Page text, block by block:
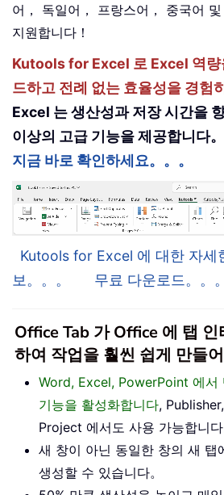
어， 독일어， 프랑스어， 중국어
지원합니다！
Kutools for Excel 로 Excel 역량
드하고 전례 없는 효율성을 경험
Excel 는 생산성과 저장 시간을
이상의 고급 기능을 제공합니다。
지금 바로 확인하세요。。。
Kutools for Excel 에 대한 자세
보。。。
무료 다운로드。。。
Office Tab 가 Office 에 탭
하여 작업을 훨씬 쉽게 만들
Word, Excel, PowerPoint 에서
기능을 활성화합니다,
Project 에서도 사용 가능합니다
새 창이 아닌 동일한 창의 새 탭
생성할 수 있습니다。